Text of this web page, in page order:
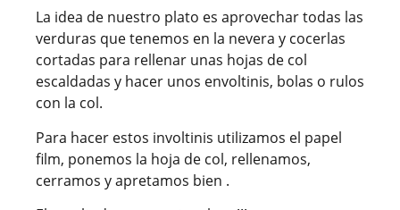
La idea de nuestro plato es aprovechar todas las
verduras que tenemos en la nevera y cocerlas
cortadas para rellenar unas hojas de col
escaldadas y hacer unos envoltinis, bolas o rulos
con la col.
Para hacer estos involtinis utilizamos el papel
film, ponemos la hoja de col, rellenamos,
cerramos y apretamos bien .